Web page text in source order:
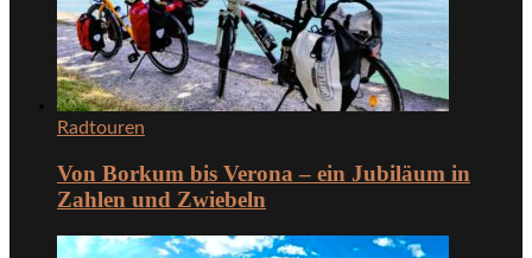
Radtouren
Von Borkum bis Verona – ein Jubiläum in
Zahlen und Zwiebeln